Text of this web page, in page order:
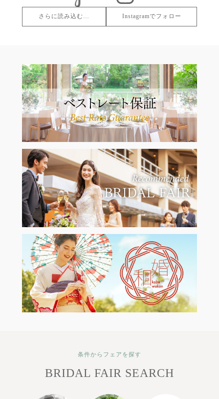
さらに読み込む… Instagramでフォロー
条件からフェアを探す
BRIDAL FAIR SEARCH